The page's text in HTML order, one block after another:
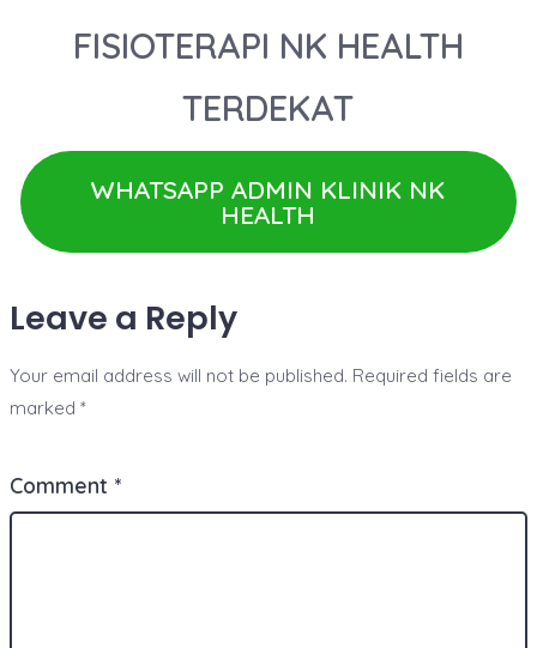
FISIOTERAPI NK HEALTH
TERDEKAT
WHATSAPP ADMIN KLINIK NK
HEALTH
Leave a Reply
Your email address will not be published. Required fields are
marked*
Comment *